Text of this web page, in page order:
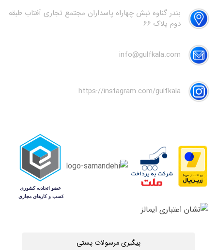
بندر گناوه نبش چهاراه پاسداران مجتمع تجاری آفتاب طبقه
دوم پلاک 66
info@gulfkala.com
https://instagram.com/gulfkala
پیگیری مرسولات پستی